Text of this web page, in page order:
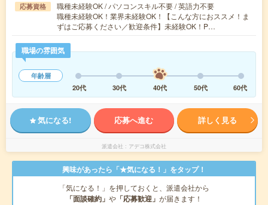
応募資格
職種未経験OK / パソコンスキル不要 / 英語力不要
職種未経験OK！業界未経験OK！【こんな方におススメ！ま
ずはご応募ください／歓迎条件】未経験OK！P…
職場の雰囲気
年齢層
20代
30代 40代 50代 60代
気になる! 応募へ進む 詳しく見る
派遣会社 アデコ株式会社
興味があったら「★気になる！」をタップ！
「気になる！」を押しておくと、派遣会社から
「面談確約」 や 「応募歓迎」 が届きます！